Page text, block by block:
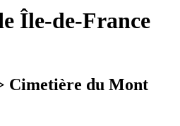
Île-de-France
Cimetière du Mont